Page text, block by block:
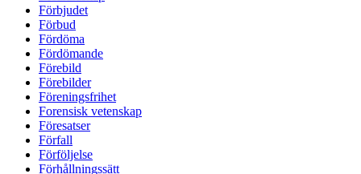
Förbjudet
Förbud
Fördöma
Fördömande
Förebild
Förebilder
Föreningsfrihet
Forensisk vetenskap
Föresatser
Förfall
Förföljelse
Förhållningssätt